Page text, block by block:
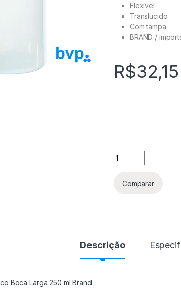
Flexível
Translucido
Com tampa
BRAND /
R$32,15
Frasco Plastico
Comparar
Descrição
Boca Larga 250 ml Brand